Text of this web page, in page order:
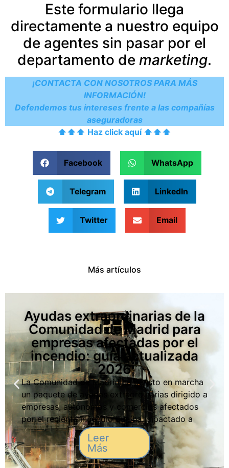
Este formulario llega
directamente a nuestro equipo
de agentes sin pasar por el
departamento de marketing.
¡CONTACTA CON NOSOTROS PARA MÁS
INFORMACIÓN!
Defendemos tus intereses frente a las compañías
aseguradoras
⬆️⬆️⬆️ Haz click aquí ⬆️⬆️⬆️
Facebook WhatsApp
Telegram LinkedIn
Twitter Email
Más artículos
Ayudas extraordinarias de la
Comunidad de Madrid para
empresas afectadas por el
incendio: guía actualizada
2026
La Comunidad de Madrid ha puesto en marcha
un paquete de ayudas extraordinarias dirigido a
empresas, autónomos y comercios afectados
por el reciente incendio que ha impactado a
varias zonas industriales y locales de actividad
económica. Estas medidas buscan facilitar la
recuperación, garantizar la continuidad de los
Leer
Más